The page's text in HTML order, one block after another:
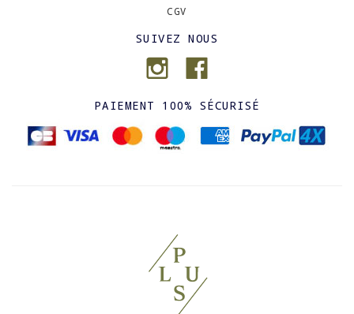
CGV
SUIVEZ NOUS
PAIEMENT 100% SÉCURISÉ